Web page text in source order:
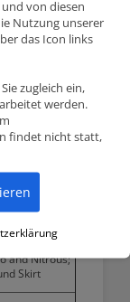
3
and Nitrous;
Skirt
von diesen
Nutzung unserer
das Icon links
zugleich ein,
werden.
findet nicht statt,